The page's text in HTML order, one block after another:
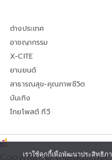
ต่างประเทศ
อาชญากรรม
X-CITE
ยานยนต์
สาธารณสุข-คุณภาพชีวิต
บันเทิง
ไทยโพสต์ ทีวี
เราใช้คุกกี้เพื่อพัฒนาประสิทธิ